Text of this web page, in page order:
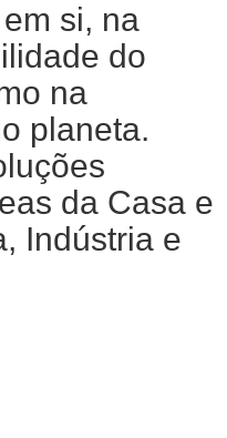
si, na
do
na
planeta.
da Casa e
Indústria e